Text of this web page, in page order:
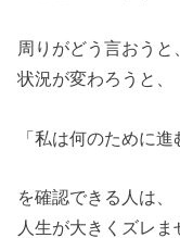
周りがどう言おうと
状況が変わろうと、
「私は何のために進
を確認できる人は、
人生が大きくズレま